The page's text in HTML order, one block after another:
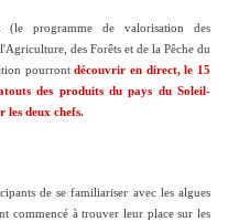
(le programme de valorisation des
des Forêts et de la Pêche du
pourrontdécouvrir en direct, le 15
des produits du pays du Soleil-
les deux chefs.
de se familiariser avec les algues
commencé à trouver leur place sur les